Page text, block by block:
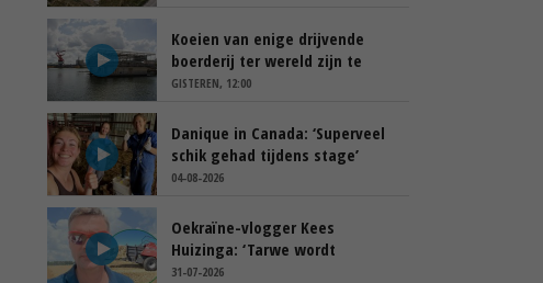
Koeien van enige drijvende
boerderij ter wereld zijn te
koop
GISTEREN, 12:00
Danique in Canada: ‘Superveel
schik gehad tijdens stage’
04-08-2026
Oekraïne-vlogger Kees
Huizinga: ‘Tarwe wordt
geperst, koeien hebben stro
31-07-2026